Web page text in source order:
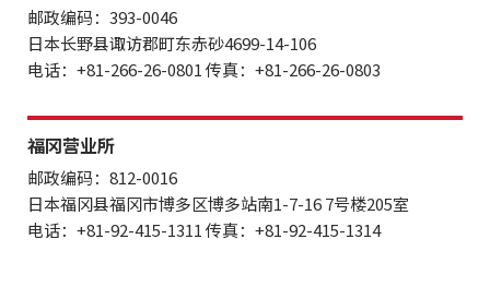
邮政编码：393-0046
日本长野县诹访郡町东赤砂4699-14-106
电话：+81-266-26-0801 传真：+81-266-26-0803
福冈营业所
邮政编码：812-0016
日本福冈县福冈市博多区博多站南1-7-16 7号楼205室
电话：+81-92-415-1311 传真：+81-92-415-1314